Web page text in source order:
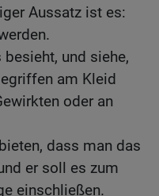
Aussatz ist es:
und siehe,
am Kleid
oder an
dass man das
er soll es zum
einschließen.